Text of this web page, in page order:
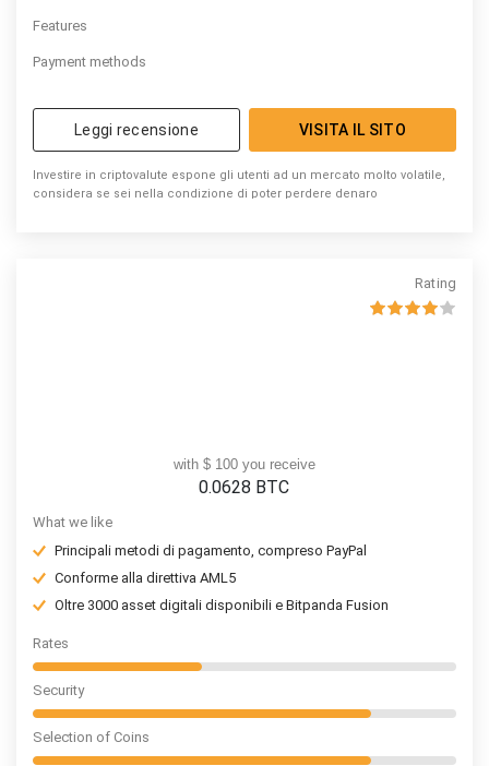
Features
Payment methods
Leggi recensione VISITA IL SITO
Investire in criptovalute espone gli utenti ad un mercato molto volatile,
considera se sei nella condizione di poter perdere denaro
Rating
with $ 100 you receive
0.0628 BTC
What we like
Principali metodi di pagamento, compreso PayPal
Conforme alla direttiva AML5
Oltre 3000 asset digitali disponibili e Bitpanda Fusion
Rates
Security
Selection of Coins